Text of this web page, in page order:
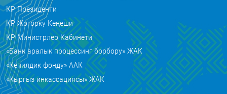
КР Президенти
КР Жогорку Кеңеши
КР Министрлер Кабинети
«Банк аралык процессинг борбору» ЖАК
«Кепилдик фонду» ААК
«Кыргыз инкассациясы» ЖАК